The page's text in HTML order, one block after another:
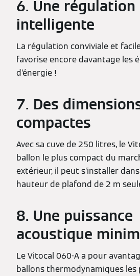
6. Une régulation
intelligente
La régulation conviviale et
favorise encore davantage les
d’énergie !
7. Des
compactes
Avec sa cuve de 250 litres, le
ballon le plus compact du
extérieur, il peut s’installer
hauteur de plafond de 2 m
8. Une puissance
acoustique
Le Vitocal 060-A a pour
ballons thermodynamiques les